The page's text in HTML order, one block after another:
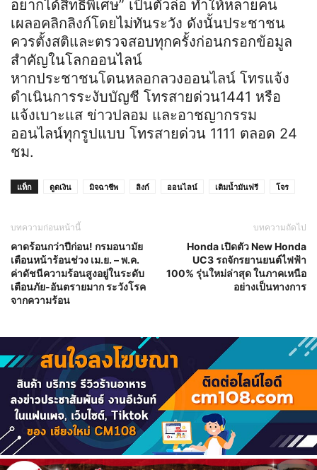
อยากได้สิทธิ์พิเศษ” เป็นตัวล่อ ทำให้หลายคน
เผลอคลิกลิงก์โดยไม่ทันระวัง ดังนั้นประชาชน
ควรตั้งสติและตรวจสอบทุกครั้งก่อนกรอกข้อมูล
สำคัญในโลกออนไลน์
หากประชาชนโดนหลอกลวงออนไลน์ โทรแจ้ง
ดำเนินการระงับบัญชี โทรสายด่วน1441 หรือ
แจ้งเบาะแส ข่าวปลอม และอาชญากรรม
ออนไลน์ทุกรูปแบบ โทรสายด่วน 1111 ตลอด 24
ชม.
แท็ก ดูดเงิน มิจฉาชีพ ลิงก์ ออนไลน์ เติมน้ำมันฟรี โจร
บทความก่อนหน้านี้
คาดร้อนกว่าปีก่อน! กรมอนามัย
เตือนหน้าร้อนช่วง เม.ย. – พ.ค.
ค่าดัชนีความร้อนสูงอยู่ในระดับ
เตือนภัย-อันตรายมาก ระวังโรค
จากความร้อน
บทความถัดไป
Honda เปิดตัว New Honda
UC3 รถจักรยานยนต์ไฟฟ้า
100% รุ่นใหม่ล่าสุด ในภาคเหนือ
อย่างเป็นทางการ